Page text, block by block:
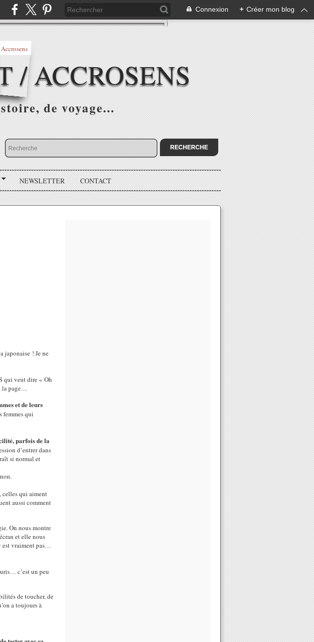
Connexion + Créer mon blog
/ ACCROSENS
de voyage...
NEWSLETTER CONTACT
japonaise ! Je ne
qui veut dire « Oh
la page…
et de leurs
femmes qui
parfois de la
d’entrer dans
si normal et
celles qui aiment
aussi comment
On nous montre
et elle nous
est vraiment pas…
c’est un peu
de toucher, de
a toujours à